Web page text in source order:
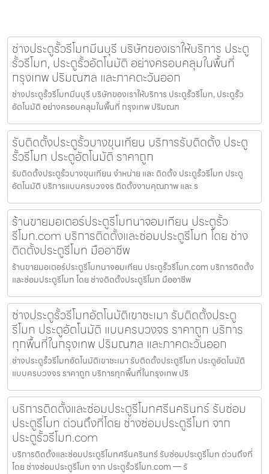
ช่างประตูรั้วรีโมทมีนบุรี บริษัทของเราให้บริการ ประตู
รั้วรีโมท, ประตูรั้วอัตโนมัติ อย่างครอบคลุมในพื้นที่
กรุงเทพ ปริมณฑล และภาคตะวันออก
ช่างประตูรั้วรีโมทมีนบุรี บริษัทของเราให้บริการ ประตูรั้วรีโมท, ประตูรั้ว
อัตโนมัติ อย่างครอบคลุมในพื้นที่ กรุงเทพ ปริมณฑ
รับติดตั้งประตูรั้วบางขุนเทียน บริการรับติดตั้ง ประตู
รั้วรีโมท ประตูอัตโนมัติ ราคาถูก
รับติดตั้งประตูรั้วบางขุนเทียน จำหน่าย และ ติดตั้ง ประตูรั้วรีโมท ประตู
อัตโนมัติ บริการแบบครบวงจร ติดตั้งงานคุณภาพ และ ร
ร้านขายมอเตอร์ประตูรีโมทนาจอมเทียน ประตูรั้ว
รีโมท.com บริการติดตั้งและซ่อมประตูรีโมท โดย ช่าง
ติดตั้งประตูรีโมท มืออาชีพ
ร้านขายมอเตอร์ประตูรีโมทนาจอมเทียน ประตูรั้วรีโมท.com บริการติดตั้ง
และซ่อมประตูรีโมท โดย ช่างติดตั้งประตูรีโมท มืออาชีพ
ช่างประตูรั้วรีโมทอัตโนมัติเขาชะเมา รับติดตั้งประตู
รีโมท ประตูอัตโนมัติ แบบครบวงจร ราคาถูก บริการ
ทุกพื้นที่ในกรุงเทพ ปริมณฑล และภาคตะวันออก
ช่างประตูรั้วรีโมทอัตโนมัติเขาชะเมา รับติดตั้งประตูรีโมท ประตูอัตโนมัติ
แบบครบวงจร ราคาถูก บริการทุกพื้นที่ในกรุงเทพ ปริ
บริการติดตั้งและซ่อมประตูรีโมทศรีนครินทร์ รับซ่อม
ประตูรีโมท ด่วนถึงที่โดย ช่างซ่อมประตูรีโมท จาก
ประตูรั้วรีโมท.com
บริการติดตั้งและซ่อมประตูรีโมทศรีนครินทร์ รับซ่อมประตูรีโมท ด่วนถึงที่
โดย ช่างซ่อมประตูรีโมท จาก ประตูรั้วรีโมท.com — รั